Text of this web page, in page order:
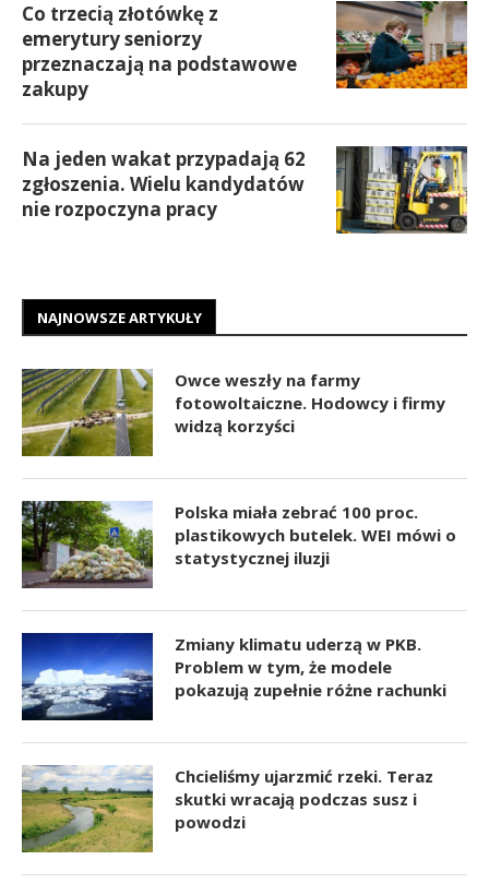
Co trzecią złotówkę z
emerytury seniorzy
przeznaczają na podstawowe
zakupy
Na jeden wakat przypadają 62
zgłoszenia. Wielu kandydatów
nie rozpoczyna pracy
NAJNOWSZE ARTYKUŁY
Owce weszły na farmy
fotowoltaiczne. Hodowcy i firmy
widzą korzyści
Polska miała zebrać 100 proc.
plastikowych butelek. WEI mówi o
statystycznej iluzji
Zmiany klimatu uderzą w PKB.
Problem w tym, że modele
pokazują zupełnie różne rachunki
Chcieliśmy ujarzmić rzeki. Teraz
skutki wracają podczas susz i
powodzi